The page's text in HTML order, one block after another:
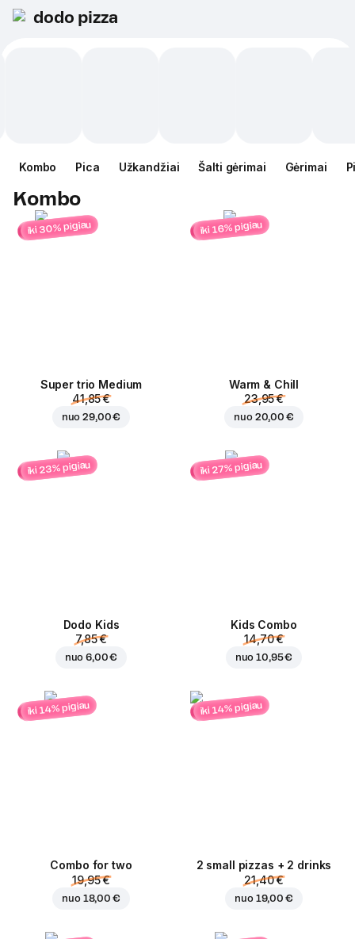
dodo pizza
Kombo Pica Užkandžiai Šalti gėrimai Gėrimai
Kombo
iki 30% pigiau
Super trio Medium
41,85 €
nuo29,00 €
iki 16% pigiau
Warm & Chill
23,95 €
nuo 20,00 €
iki 23% pigiau
Dodo Kids
7,85 €
nuo6,00 €
iki 27% pigiau
Kids Combo
14,70 €
nuo10,95 €
iki 14% pigiau
Combo for two
19,95 €
nuo 18,00 €
iki 14% pigiau
2 small pizzas + 2 drinks
21,40 €
nuo 19,00 €